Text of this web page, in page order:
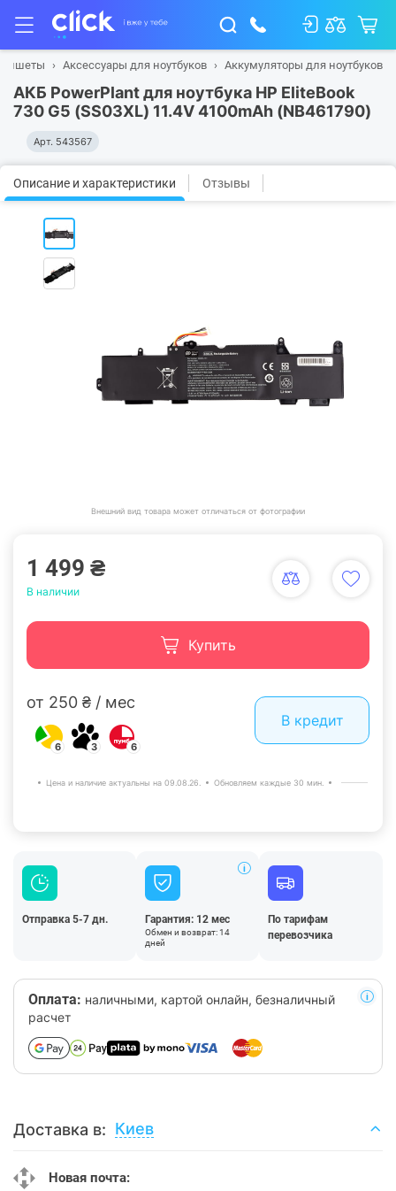
Аксессуары для ноутбуков Аккумуляторы для ноутбуков
АКБ PowerPlant для ноутбука HP EliteBook
730 G5 (SS03XL) 11.4V 4100mAh (NB461790)
Арт. 543567
Описание и характеристики Отзывы
Внешний вид товара может отличаться от фотографии
1 499 ₴
В наличии
Купить
от 250 ₴ / мес
6 3 6
В кредит
Цена и наличие актуальны на 09.08.26. Обновляем каждые 30 мин.
Отправка 5-7 дн. Гарантия: 12 мес
Обмен и возврат: 14
дней
По тарифам
перевозчика
Оплата: наличными, картой онлайн, безналичный
расчет
Доставка в: Киев
Новая почта: